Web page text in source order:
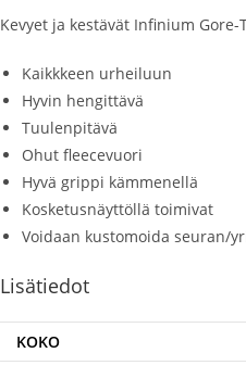
Kevyet ja kestävät Infinium Gore-
Kaikkkeen urheiluun
Hyvin hengittävä
Tuulenpitävä
Ohut fleecevuori
Hyvä grippi kämmenellä
Kosketusnäyttöllä toimivat
Voidaan kustomoida seuran/
Lisätiedot
KOKO